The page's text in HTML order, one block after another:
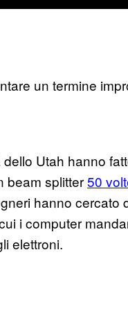
un termine
Utah hanno
beam splitter50
hanno cercato
i computer
elettroni.